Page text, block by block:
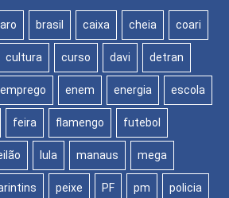
brasil caixa cheia coari
cultura curso davi detran
emprego enem energia escola
feira flamengo futebol
lula manaus mega
peixe PF pm policia